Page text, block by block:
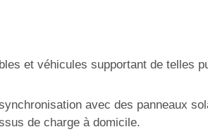
et véhicules supportant de telles
avec des panneaux
de charge à domicile.